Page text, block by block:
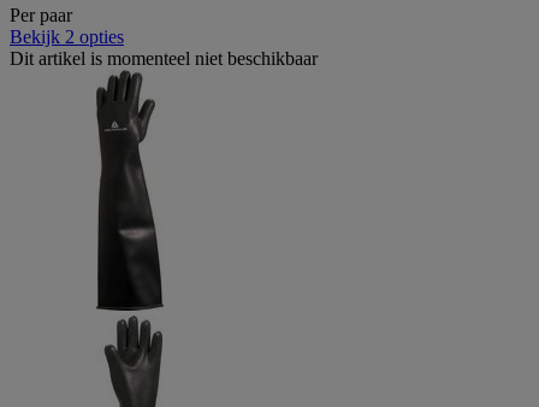
Per paar
Bekijk 2 opties
Dit artikel is momenteel niet beschikbaar